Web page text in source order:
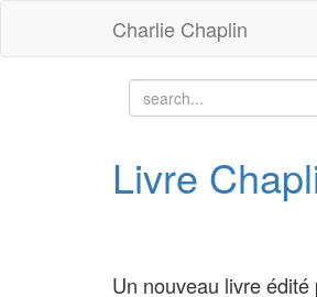
Charlie Chaplin
Livre
Un nouveau livre édité